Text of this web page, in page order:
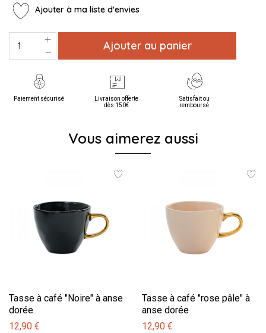
Ajouter à ma liste d'envies
Ajouter au panier
Paiement sécurisé
Livraison offerte
dès 150€
Satisfait ou
remboursé
Vous aimerez aussi
Tasse à café "Noire" à anse
dorée
12,90 €
Tasse à café "rose pâle" à
anse dorée
12,90 €